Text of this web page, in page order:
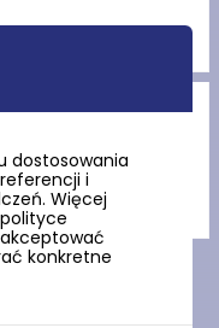
dostosowania
i
Więcej
konkretne